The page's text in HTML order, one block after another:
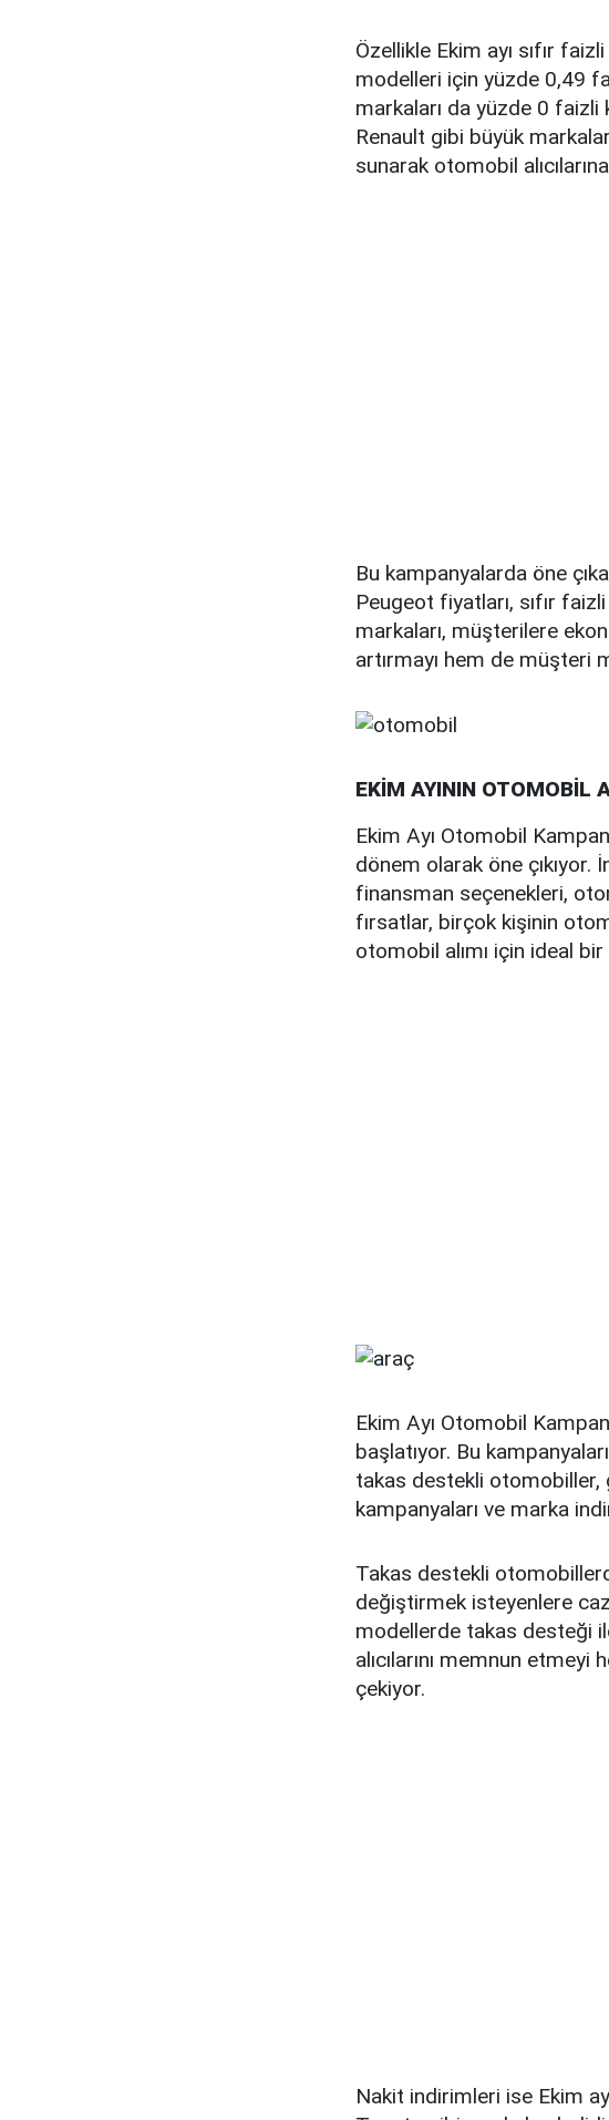
Özellikle Ekim ayı sıfır
modelleri için yüzde 0,49
markaları da yüzde 0 faizli
Renault gibi büyük
sunarak otomobil
Bu kampanyalarda öne
Peugeot fiyatları, sıfır
markaları, müşterilere
artırmayı hem de müşteri
EKİM AYININ OTOMOBİL
Ekim Ayı Otomobil
dönem olarak öne çıkıyor.
finansman seçenekleri,
fırsatlar, birçok kişinin
otomobil alımı için ideal
Ekim Ayı Otomobil
başlatıyor. Bu
takas destekli otomobiller,
kampanyaları ve marka
Takas destekli
değiştirmek isteyenlere
modellerde takas desteği
alıcılarını memnun
çekiyor.
Nakit indirimleri ise Ekim